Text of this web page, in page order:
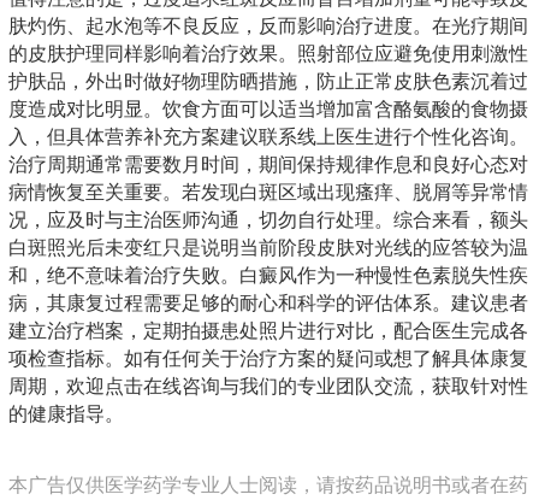
肤灼伤、起水泡等不良反应，反而影响治疗进度。在光疗期间
的皮肤护理同样影响着治疗效果。照射部位应避免使用刺激性
护肤品，外出时做好物理防晒措施，防止正常皮肤色素沉着过
度造成对比明显。饮食方面可以适当增加富含酪氨酸的食物摄
入，但具体营养补充方案建议联系线上医生进行个性化咨询。
治疗周期通常需要数月时间，期间保持规律作息和良好心态对
病情恢复至关重要。若发现白斑区域出现瘙痒、脱屑等异常情
况，应及时与主治医师沟通，切勿自行处理。综合来看，额头
白斑照光后未变红只是说明当前阶段皮肤对光线的应答较为温
和，绝不意味着治疗失败。白癜风作为一种慢性色素脱失性疾
病，其康复过程需要足够的耐心和科学的评估体系。建议患者
建立治疗档案，定期拍摄患处照片进行对比，配合医生完成各
项检查指标。如有任何关于治疗方案的疑问或想了解具体康复
周期，欢迎点击在线咨询与我们的专业团队交流，获取针对性
的健康指导。
本广告仅供医学药学专业人士阅读，请按药品说明书或者在药